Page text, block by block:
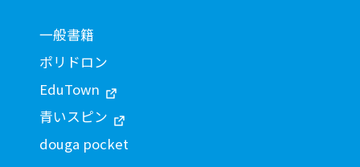
一般書籍
ポリドロン
EduTown
青いスピン
douga pocket